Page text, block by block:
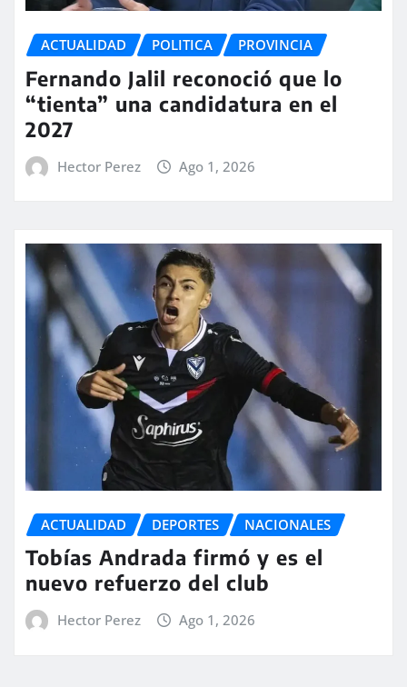
ACTUALIDAD POLITICA PROVINCIA
Fernando Jalil reconoció que lo
“tienta” una candidatura en el
2027
Hector Perez Ago 1, 2026
ACTUALIDAD DEPORTES NACIONALES
Tobías Andrada firmó y es el
nuevo refuerzo del club
Hector Perez Ago 1, 2026